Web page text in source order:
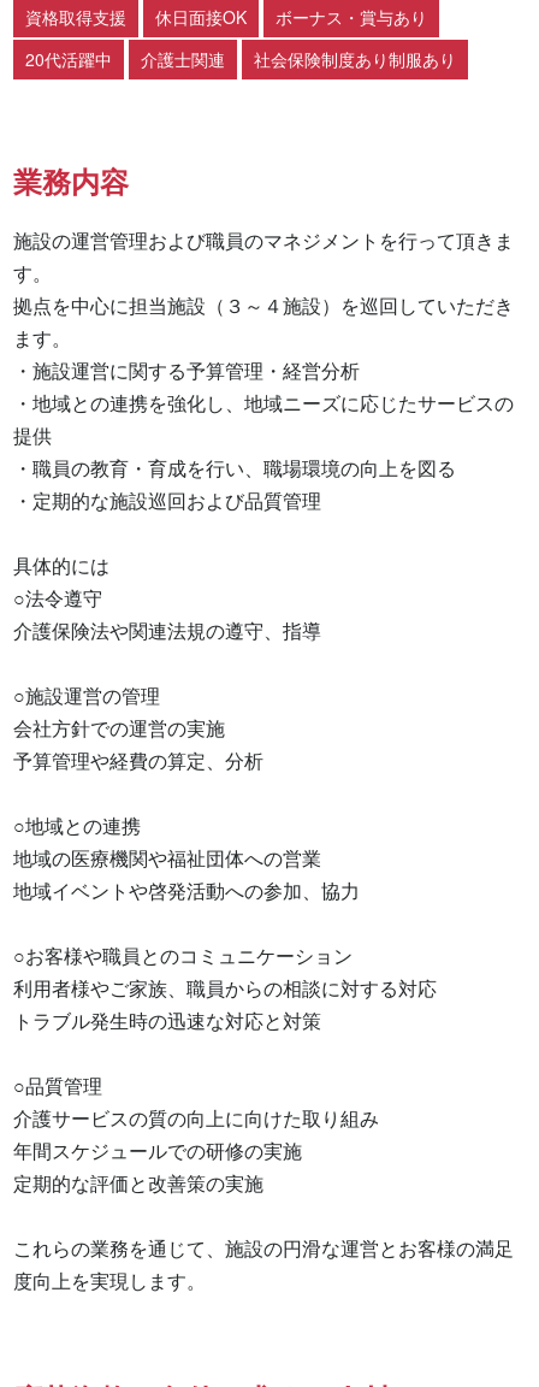
資格取得支援
休日面接OK
ボーナス・賞与あり
20代活躍中
介護士関連 社会保険制度あり制服あり
業務内容
施設の運営管理および職員のマネジメントを行って頂きま
す。
拠点を中心に担当施設（３～４施設）を巡回していただき
ます。
・施設運営に関する予算管理・経営分析
・地域との連携を強化し、地域ニーズに応じたサービスの
提供
・職員の教育・育成を行い、職場環境の向上を図る
・定期的な施設巡回および品質管理
具体的には
○法令遵守
介護保険法や関連法規の遵守、指導
○施設運営の管理
会社方針での運営の実施
予算管理や経費の算定、分析
○地域との連携
地域の医療機関や福祉団体への営業
地域イベントや啓発活動への参加、協力
○お客様や職員とのコミュニケーション
利用者様やご家族、職員からの相談に対する対応
トラブル発生時の迅速な対応と対策
○品質管理
介護サービスの質の向上に向けた取り組み
年間スケジュールでの研修の実施
定期的な評価と改善策の実施
これらの業務を通じて、施設の円滑な運営とお客様の満足
度向上を実現します。